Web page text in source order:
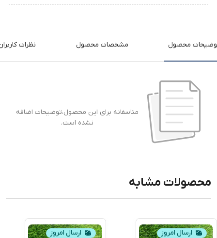
محصول مشخصات محصول نظرات
متاسفانه برای این محصول،توضیحات اضافه
نشده است.
محصولات مشابه
ارسال امروز ارسال امروز